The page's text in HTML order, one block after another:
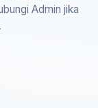
Admin jika